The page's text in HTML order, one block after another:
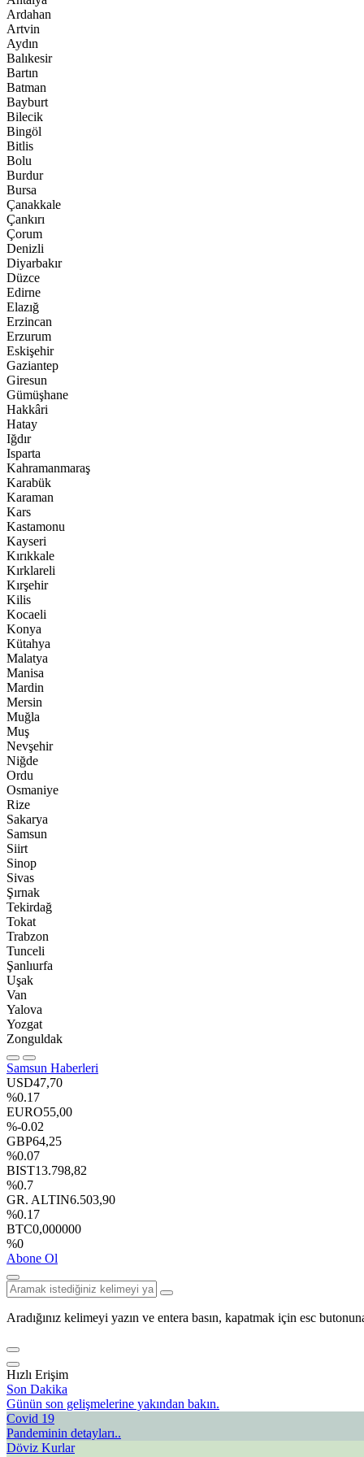
Ardahan
Artvin
Aydın
Balıkesir
Bartın
Batman
Bayburt
Bilecik
Bingöl
Bitlis
Bolu
Burdur
Bursa
Çanakkale
Çankırı
Çorum
Denizli
Diyarbakır
Düzce
Edirne
Elazığ
Erzincan
Erzurum
Eskişehir
Gaziantep
Giresun
Gümüşhane
Hakkâri
Hatay
Iğdır
Isparta
Kahramanmaraş
Karabük
Karaman
Kars
Kastamonu
Kayseri
Kırıkkale
Kırklareli
Kırşehir
Kilis
Kocaeli
Konya
Kütahya
Malatya
Manisa
Mardin
Mersin
Muğla
Muş
Nevşehir
Niğde
Ordu
Osmaniye
Rize
Sakarya
Samsun
Siirt
Sinop
Sivas
Şırnak
Tekirdağ
Tokat
Trabzon
Tunceli
Şanlıurfa
Uşak
Van
Yalova
Yozgat
Zonguldak
Samsun Haberleri
USD47,70
%0.17
EURO55,00
%-0.02
GBP64,25
%0.07
BIST13.798,82
%0.7
GR. ALTIN6.503,90
%0.17
BTC0,000000
%0
Abone Ol
Aradığınız kelimeyi yazın ve entera basın, kapatmak için esc
Hızlı Erişim
Son Dakika
Günün son gelişmelerine yakından bakın.
Covid 19
Pandeminin detayları..
Döviz Kurlar